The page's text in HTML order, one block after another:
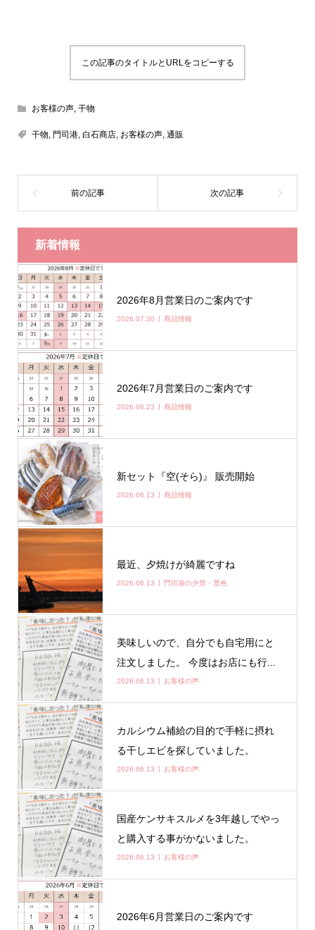
この記事のタイトルとURLをコピーする
お客様の声, 干物
干物, 門司港, 白石商店, お客様の声, 通販
新着情報
2026年8月営業日のご案内です
2026.07.30 商品情報
2026年7月営業日のご案内です
2026.06.23 商品情報
新セット『空(そら)』 販売開始
2026.06.13 商品情報
最近、夕焼けが綺麗ですね
2026.06.13 門司港の夕景・景色
美味しいので、自分でも自宅用にと
注文しました。 今度はお店にも行...
2026.06.13 お客様の声
カルシウム補給の目的で手軽に摂れ
る干しエビを探していました。
2026.06.13 お客様の声
国産ケンサキスルメを3年越しでやっ
と購入する事がかないました。
2026.06.13 お客様の声
2026年6月営業日のご案内です